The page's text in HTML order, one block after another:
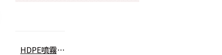
HDPE噴霧瓶 60ml可裝酒精消毒水分裝瓶 2號噴霧瓶